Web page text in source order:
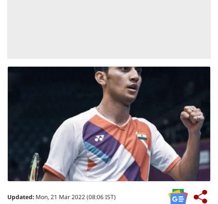
Updated: Mon, 21 Mar 2022 (08:06 IST)